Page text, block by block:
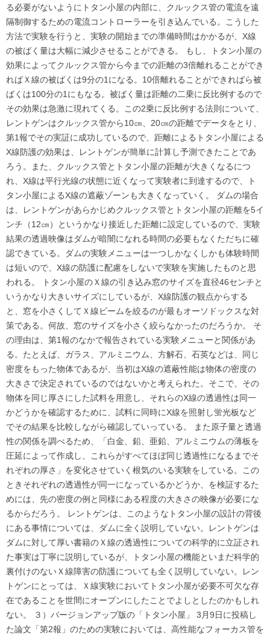
る必要がないようにトタン小屋の内部に、クルックス管の電流を遠
隔制御するための電流コントローラーを引き込んでいる。こうした
方法で実験を行うと、実験の開始までの準備時間はかかるが、X線
の被ばく量は大幅に減少させることができる。 もし、トタン小屋の
効果によってクルックス管から今までの距離の3倍離れることができ
ればＸ線の被ばくは9分の1になる。10倍離れることができればら被
ばくは100分の1にもなる。被ばく量は距離の二乗に反比例するので
その効果は急激に現れてくる。この2乗に反比例する法則について、
レントゲンはクルックス管から10㎝、20㎝の距離でデータをとり、
第1報でその実証に成功しているので、距離によるトタン小屋による
X線防護の効果は、レントゲンが簡単に計算し予測できたことであ
ろう。また、クルックス管とトタン小屋の距離が大きくなるにつ
れ、X線は平行光線の状態に近くなって実験者に到達するので、ト
タン小屋によるX線の遮蔽ゾーンも大きくなっていく。 ダムの場合
は、レントゲンがあらかじめクルックス管とトタン小屋の距離を5イ
ンチ（12㎝）というかなり接近した距離に設定しているので、実験
結果の透過映像はダムが暗闇になれる時間の必要もなくただちに確
認できている。ダムの実験メニューは一つしかなくしかも体験時間
は短いので、X線の防護に配慮をしないで実験を実施したものと思
われる。 トタン小屋のＸ線の引き込み窓のサイズを直径46センチと
いうかなり大きいサイズにしているが、X線防護の観点からする
と、窓を小さくしてＸ線ビームを絞るのが最もオーソドックスな対
策である。何故、窓のサイズを小さく絞らなかったのだろうか。 そ
の理由は、第1報のなかで報告されている実験メニューと関係があ
る。たとえば、ガラス、アルミニウム、方解石、石英などは、同じ
密度をもった物体であるが、当初はX線の遮蔽性能は物体の密度の
大きさで決定されているのではないかと考えられた。そこで、その
物体を同じ厚さにした試料を用意し、それらのX線の透過性は同一
かどうかを確認するために、試料に同時にX線を照射し蛍光板など
でその結果を比較しながら確認していっている。 また原子量と透過
性の関係を調べるため、「白金、鉛、亜鉛、アルミニウムの薄板を
圧延によって作成し、これらがすべてほぼ同じ透過性になるまでそ
れぞれの厚さ」を変化させていく根気のいる実験をしている。この
ときそれぞれの透過性が同一になっているかどうか、を検証するた
めには、先の密度の例と同様にある程度の大きさの映像が必要にな
るからだろう。 レントゲンは、このようなトタン小屋の設計の背後
にある事情については、ダムに全く説明していない。レントゲンは
ダムに対して厚い書籍のＸ線の透過性についての科学的に立証され
た事実は丁寧に説明しているが、トタン小屋の機能といまだ科学的
裏付けのないＸ線障害の防護についても全く説明していない。レン
トゲンにとっては、Ｘ線実験においてトタン小屋が必要不可欠な存
在であることを世間にオープンにしたことでよしとしたのかもしれ
ない。 ３）バージョンアップ版の「トタン小屋」 3月9日に投稿し
た論文「第2報」のための実験においては、高性能なフォーカス管を